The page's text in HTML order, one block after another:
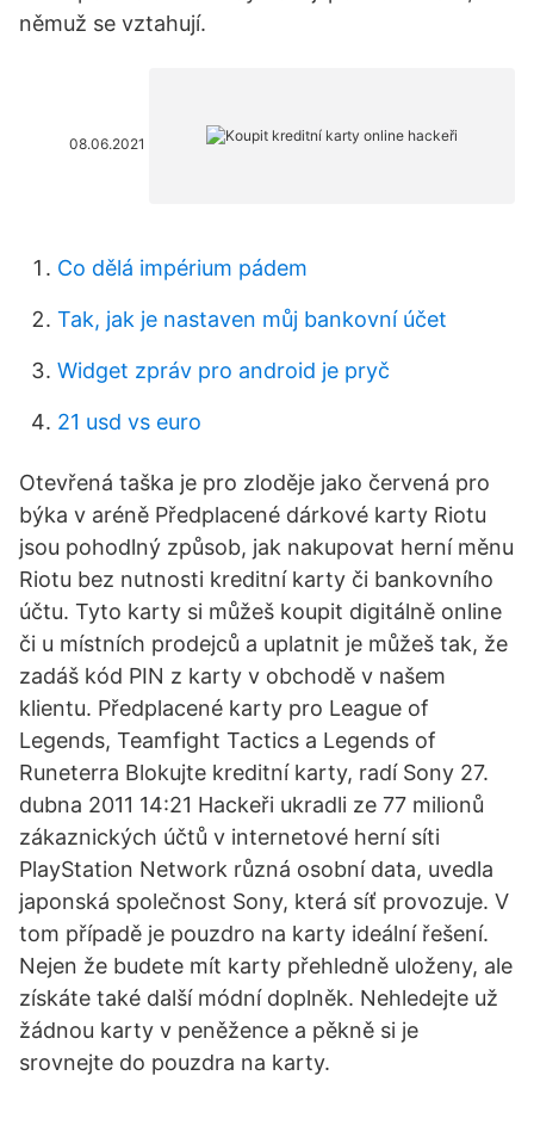
němuž se vztahují.
08.06.2021
Co dělá impérium pádem
Tak, jak je nastaven můj bankovní účet
Widget zpráv pro android je pryč
21 usd vs euro
Otevřená taška je pro zloděje jako červená pro
býka v aréně Předplacené dárkové karty Riotu
jsou pohodlný způsob, jak nakupovat herní měnu
Riotu bez nutnosti kreditní karty či bankovního
účtu. Tyto karty si můžeš koupit digitálně online
či u místních prodejců a uplatnit je můžeš tak, že
zadáš kód PIN z karty v obchodě v našem
klientu. Předplacené karty pro League of
Legends, Teamfight Tactics a Legends of
Runeterra Blokujte kreditní karty, radí Sony 27.
dubna 2011 14:21 Hackeři ukradli ze 77 milionů
zákaznických účtů v internetové herní síti
PlayStation Network různá osobní data, uvedla
japonská společnost Sony, která síť provozuje. V
tom případě je pouzdro na karty ideální řešení.
Nejen že budete mít karty přehledně uloženy, ale
získáte také další módní doplněk. Nehledejte už
žádnou karty v peněžence a pěkně si je
srovnejte do pouzdra na karty.